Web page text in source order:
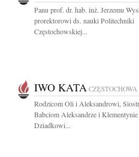
Panu prof. dr. hab. inż. Jerzemu
prorektorowi ds. nauki Politechniki
Częstochowskiej...
IWO KATA CZĘSTOCHOWA
Rodzicom Oli i Aleksandrowi,
Babciom Aleksandrze i Klementynie
Dziadkowi...